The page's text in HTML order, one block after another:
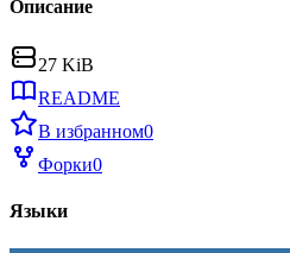
Описание
27 KiB
README
В избранном0
Форки0
Языки